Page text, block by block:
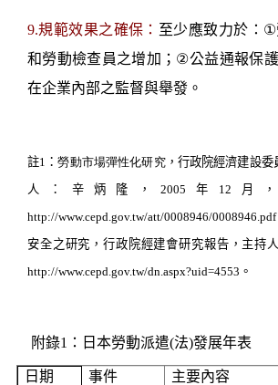
9.規範效果之確保： 至少應致力於： ①
和勞動檢查員之增加； ②公益通報保
在企業內部之監督與舉發。
註1：勞動市場彈性化研究，行政院經濟建設委
人：辛炳隆， 2005 年 12 月
http://www.cepd.gov.tw/att/0008946/0008946.pdf
安全之研究，行政院經建會研究報告，主持
http://www.cepd.gov.tw/dn.aspx?uid=4553 。
附錄1 ：日本勞動派遣(法)發展年表
日期 事件
主要內容